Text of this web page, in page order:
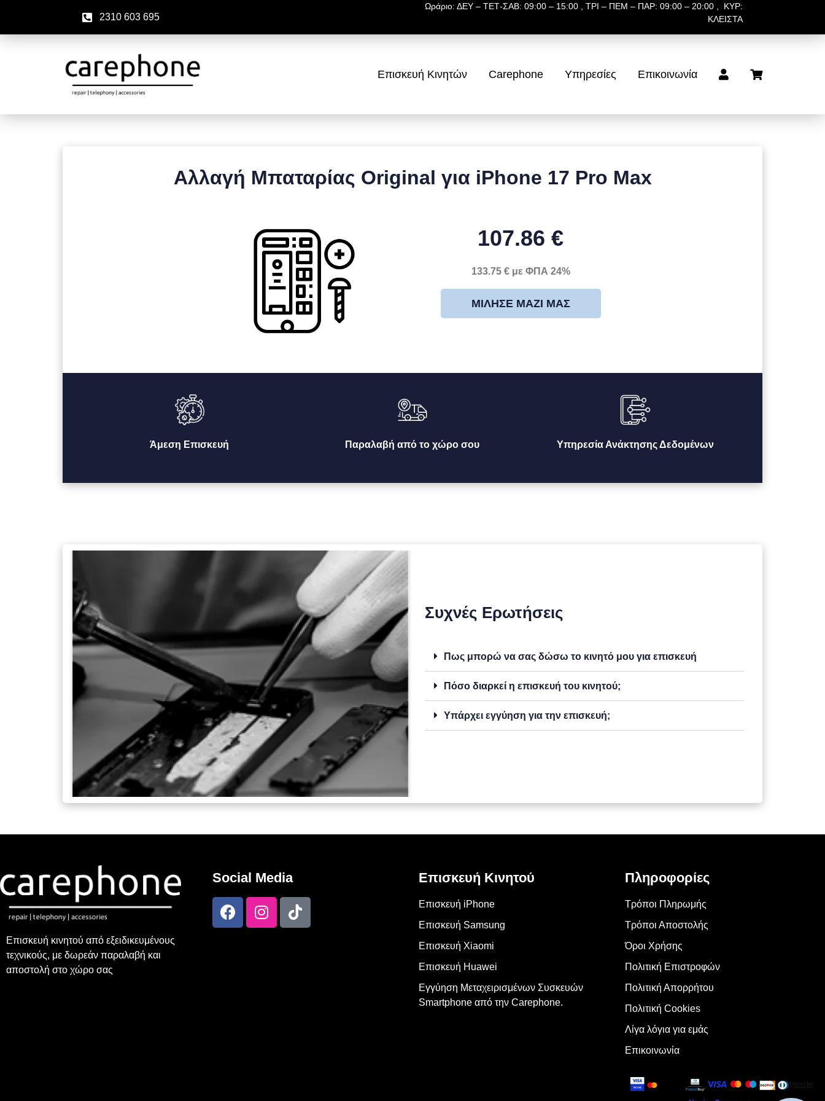
2310 603 695
Ωράριο: ΔΕΥ – ΤΕΤ-ΣΑΒ: 09:00 – 15:00 , ΤΡΙ – ΠΕΜ – ΠΑΡ: 09:00 – 20:00 , ΚΥΡ:
ΚΛΕΙΣΤΑ
Επισκευή Κινητών Carephone Υπηρεσίες Επικοινωνία
Αλλαγή Μπαταρίας Original για iPhone 17 Pro Max
107.86 €
133.75 € με ΦΠΑ 24%
ΜΊΛΗΣΕ ΜΑΖΊ ΜΑΣ
Άμεση Επισκευή Παραλαβή από το χώρο σου Υπηρεσία Ανάκτησης Δεδομένων
Συχνές Ερωτήσεις
Πως μπορώ να σας δώσω το κινητό μου για επισκευή
Πόσο διαρκεί η επισκευή του κινητού;
Υπάρχει εγγύηση για την επισκευή;
Επισκευή κινητού από εξειδικευμένους
τεχνικούς, με δωρεάν παραλαβή και
αποστολή στο χώρο σας
Social Media Επισκευή Κινητού
Επισκευή iPhone
Επισκευή Samsung
Επισκευή Xiaomi
Επισκευή Huawei
Εγγύηση Μεταχειρισμένων Συσκευών
Smartphone από την Carephone.
Πληροφορίες
Τρόποι Πληρωμής
Τρόποι Αποστολής
Όροι Χρήσης
Πολιτική Επιστροφών
Πολιτική Απορρήτου
Πολιτική Cookies
Λίγα λόγια για εμάς
Επικοινωνία